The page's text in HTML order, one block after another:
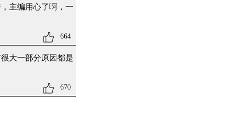
主编用心了啊，一
664
大一部分原因都是
670